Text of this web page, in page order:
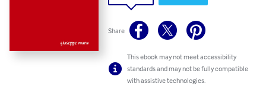
Share
This ebook may not meet accessibility
standards and may not be fully compatible
with assistive technologies.